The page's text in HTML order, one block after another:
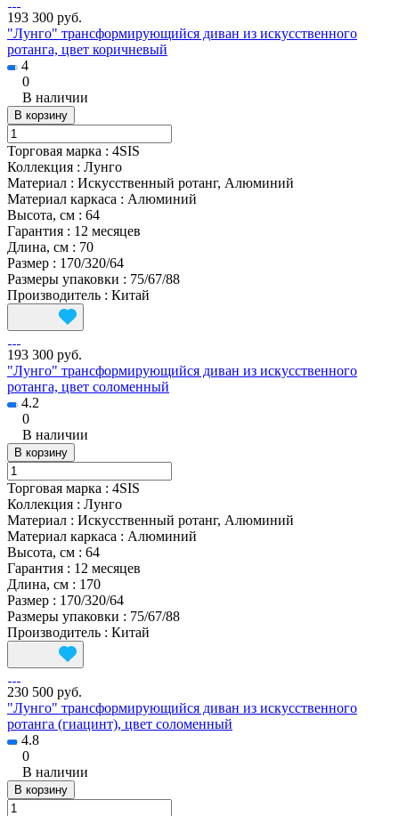
193 300 руб.
"Лунго" трансформирующийся диван из искусственного
ротанга, цвет коричневый
4
0
В наличии
В корзину
Торговая марка : 4SIS
Коллекция : Лунго
Материал : Искусственный ротанг, Алюминий
Материал каркаса : Алюминий
Высота, см : 64
Гарантия : 12 месяцев
Длина, см : 70
Размер : 170/320/64
Размеры упаковки : 75/67/88
Производитель : Китай
193 300 руб.
"Лунго" трансформирующийся диван из искусственного
ротанга, цвет соломенный
4.2
0
В наличии
В корзину
Торговая марка : 4SIS
Коллекция : Лунго
Материал : Искусственный ротанг, Алюминий
Материал каркаса : Алюминий
Высота, см : 64
Гарантия : 12 месяцев
Длина, см : 170
Размер : 170/320/64
Размеры упаковки : 75/67/88
Производитель : Китай
230 500 руб.
"Лунго" трансформирующийся диван из искусственного
ротанга (гиацинт), цвет соломенный
4.8
0
В наличии
В корзину